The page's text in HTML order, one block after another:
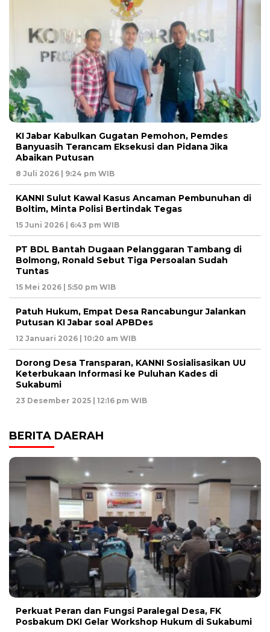
KI Jabar Kabulkan Gugatan Pemohon, Pemdes
Banyuasih Terancam Eksekusi dan Pidana Jika
Abaikan Putusan
8 Juli 2026 | 9:24 pm WIB
KANNI Sulut Kawal Kasus Ancaman Pembunuhan di
Boltim, Minta Polisi Bertindak Tegas
15 Juni 2026 | 6:43 pm WIB
PT BDL Bantah Dugaan Pelanggaran Tambang di
Bolmong, Ronald Sebut Tiga Persoalan Sudah
Tuntas
15 Mei 2026 | 5:50 pm WIB
Patuh Hukum, Empat Desa Rancabungur Jalankan
Putusan KI Jabar soal APBDes
12 Januari 2026 | 10:20 am WIB
Dorong Desa Transparan, KANNI Sosialisasikan UU
Keterbukaan Informasi ke Puluhan Kades di
Sukabumi
23 Desember 2025 | 12:16 pm WIB
BERITA DAERAH
Perkuat Peran dan Fungsi Paralegal Desa, FK
Posbakum DKI Gelar Workshop Hukum di Sukabumi